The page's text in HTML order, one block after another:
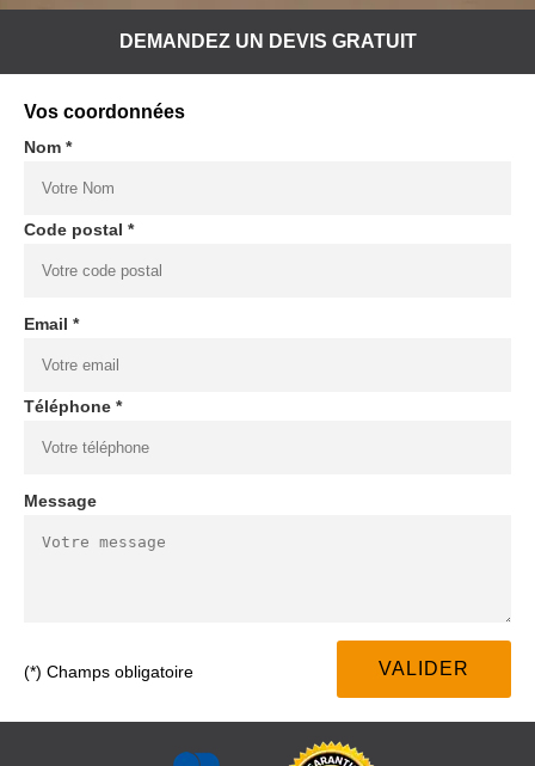
DEMANDEZ UN DEVIS GRATUIT
Vos coordonnées
Nom *
Code postal *
Email *
Téléphone *
Message
(*) Champs obligatoire